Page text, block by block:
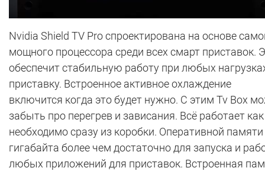
Nvidia Shield TV Pro спроектирована на основе
мощного процессора среди всех смарт приставок.
обеспечит стабильную работу при любых
приставку. Встроенное активное охлаждение
включится когда это будет нужно. С этим Tv Box
забыть про перегрев и зависания. Всё работает как
необходимо сразу из коробки. Оперативной памяти
гигабайта более чем достаточно для запуска и
любых приложений для приставок. Встроенная